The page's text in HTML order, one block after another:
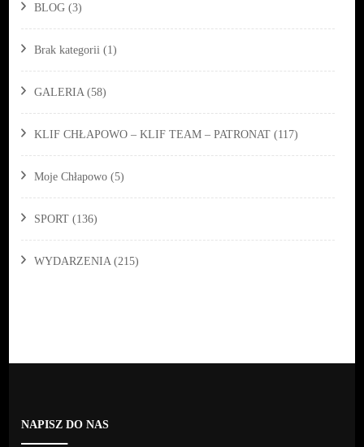
BLOG (3)
Brak kategorii (1)
GALERIA (58)
KLIF CHŁAPOWO – KLIF TEAM – PATRONAT (117)
Moje Chłapowo (5)
SPORT (136)
WYDARZENIA (215)
NAPISZ DO NAS